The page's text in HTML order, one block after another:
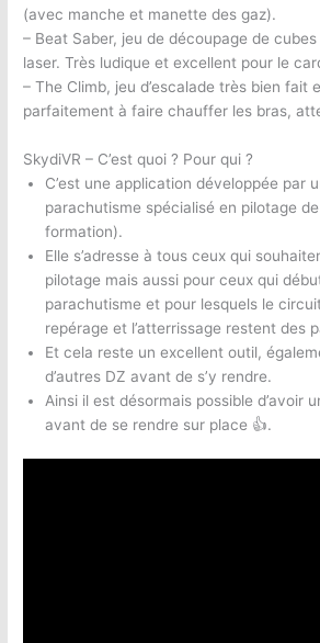
(avec manche et manette des gaz).
– Beat Saber, jeu de découpage de
laser. Très ludique et excellent pour le
– The Climb, jeu d’escalade très bien fait
parfaitement à faire chauffer les bras,
SkydiVR – C’est quoi ? Pour qui ?
C’est une application développée par
parachutisme spécialisé en pilotage
formation).
Elle s’adresse à tous ceux qui
pilotage mais aussi pour ceux qui
parachutisme et pour lesquels le
repérage et l’atterrissage restent des
Et cela reste un excellent outil,
d’autres DZ avant de s’y rendre.
Ainsi il est désormais possible d’avoir
avant de se rendre sur place 👍.